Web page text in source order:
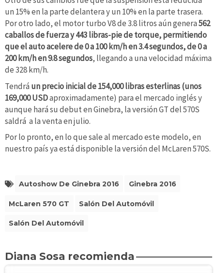
un 15% en la parte delantera y un 10% en la parte trasera.
Por otro lado, el motor turbo V8 de 3.8 litros aún genera562
caballos de fuerza y 443 libras-pie de torque, permitiendo
que el auto acelere de 0 a 100 km/h en 3.4 segundos, de 0 a
200 km/h en 9.8 segundos, llegando a una velocidad máxima
de 328 km/h.
Tendrá un precio inicial de 154,000 libras esterlinas (unos
169,000 USDaproximadamente) para el mercado inglés y
aunque hará su debut en Ginebra, la versión GT del 570S
saldrá a la venta en julio.
Por lo pronto, en lo que sale al mercado este modelo, en
nuestro país ya está disponible la versión del McLaren 570S.
Autoshow De Ginebra 2016 Ginebra 2016
McLaren 570 GT Salón Del Automóvil
Salón Del Automóvil
Diana Sosa recomienda